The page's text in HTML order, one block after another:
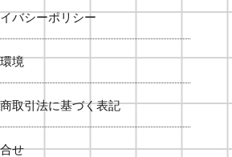
バシーポリシー
境
取引法に基づく表記
せ